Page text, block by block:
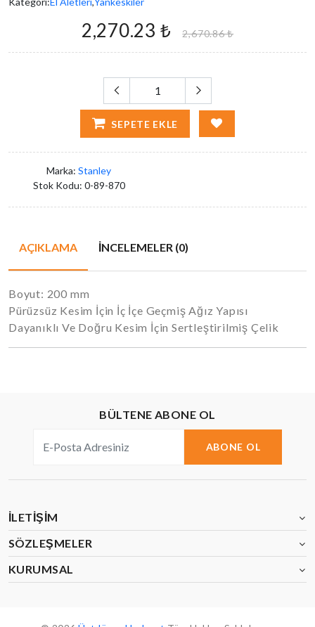
2,270.23 ₺ 2,670.86 ₺
SEPETE EKLE
Marka: Stanley
Stok Kodu: 0-89-870
AÇIKLAMA İNCELEMELER (0)
Boyut: 200 mm
Pürüzsüz Kesim İçin İç İçe Geçmiş Ağız Yapısı
Dayanıklı Ve Doğru Kesim İçin Sertleştirilmiş Çelik
BÜLTENE ABONE OL
ABONE OL
İLETIŞIM
SÖZLEŞMELER
KURUMSAL